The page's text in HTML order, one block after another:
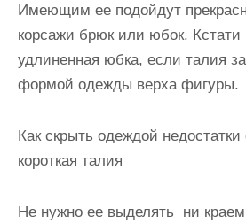
Имеющим ее подойдут
корсажи брюк или юбок.
удлиненная юбка, если талия
формой одежды верха фигуры.
Как скрыть одеждой
короткая талия
Не нужно ее выделять ни